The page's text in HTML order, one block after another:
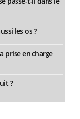
les os ?
prise en charge
?